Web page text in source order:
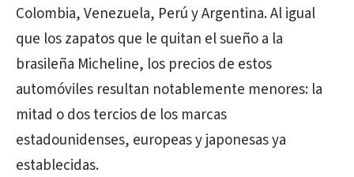
Colombia, Venezuela, Perú y Argentina. Al igual
que los zapatos que le quitan el sueño a la
brasileña Micheline, los precios de estos
automóviles resultan notablemente menores: la
mitad o dos tercios de los marcas
estadounidenses, europeas y japonesas ya
establecidas.